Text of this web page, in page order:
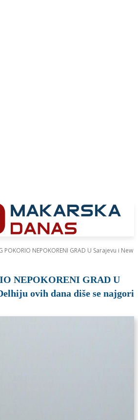
POKORIO NEPOKORENI GRAD U Sarajevu i New
NEPOKORENI GRAD U
ovih dana diše se najgori